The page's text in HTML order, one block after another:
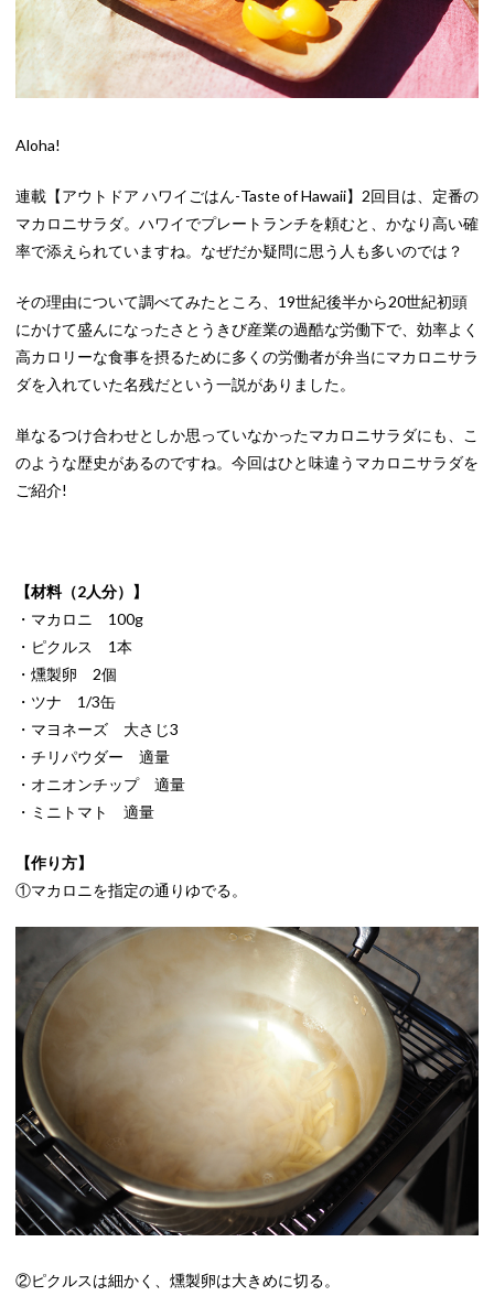
Aloha!
連載【アウトドア ハワイごはん-Taste of Hawaii】2回目は、定番の
マカロニサラダ。ハワイでプレートランチを頼むと、かなり高い確
率で添えられていますね。なぜだか疑問に思う人も多いのでは？
その理由について調べてみたところ、19世紀後半から20世紀初頭
にかけて盛んになったさとうきび産業の過酷な労働下で、効率よく
高カロリーな食事を摂るために多くの労働者が弁当にマカロニサラ
ダを入れていた名残だという一説がありました。
単なるつけ合わせとしか思っていなかったマカロニサラダにも、こ
のような歴史があるのですね。今回はひと味違うマカロニサラダを
ご紹介!
【材料（2人分）】
・マカロニ 100g
・ピクルス 1本
・燻製卵 2個
・ツナ 1/3缶
・マヨネーズ 大さじ3
・チリパウダー 適量
・オニオンチップ 適量
・ミニトマト 適量
【作り方】
①マカロニを指定の通りゆでる。
②ピクルスは細かく、燻製卵は大きめに切る。